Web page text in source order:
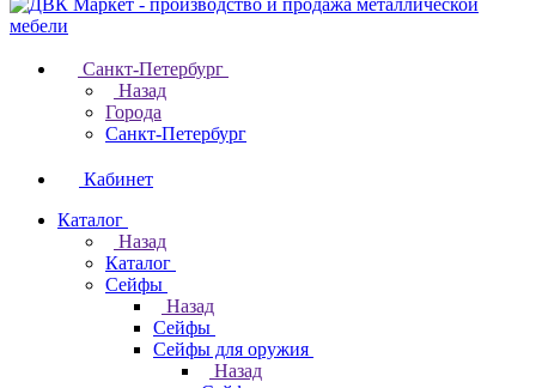
Санкт-Петербург
Назад
Города
Санкт-Петербург
Кабинет
Каталог
Назад
Каталог
Cейфы
Назад
Cейфы
Cейфы для оружия
Назад